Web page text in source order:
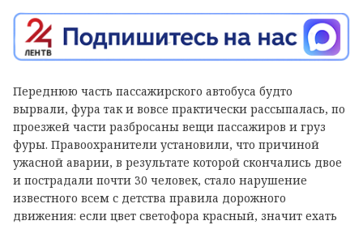
Переднюю часть пассажирского автобуса будто
вырвали, фура так и вовсе практически рассыпалась, по
проезжей части разбросаны вещи пассажиров и груз
фуры. Правоохранители установили, что причиной
ужасной аварии, в результате которой скончались двое
и пострадали почти 30 человек, стало нарушение
известного всем с детства правила дорожного
движения: если цвет светофора красный, значит ехать